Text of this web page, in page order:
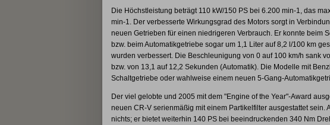
Die Höchstleistung beträgt 110 kW/150 PS bei 6.200 min-1, das
min-1. Der verbesserte Wirkungsgrad des Motors sorgt in
neuen Getrieben für einen niedrigeren Verbrauch. Er konnte beim
bzw. beim Automatikgetriebe sogar um 1,1 Liter auf 8,2 l/100 km
wurden verbessert. Die Beschleunigung von 0 auf 100 km/h sank
bzw. von 13,1 auf 12,2 Sekunden (Automatik). Die Modelle mit
Schaltgetriebe oder wahlweise einem neuen 5-Gang-
Der viel gelobte und 2005 mit dem "Engine of the Year"-Award
neuen CR-V serienmäßig mit einem Partikelfilter ausgestattet sein.
nichts; er bietet weiterhin 140 PS bei beeindruckenden 340 Nm